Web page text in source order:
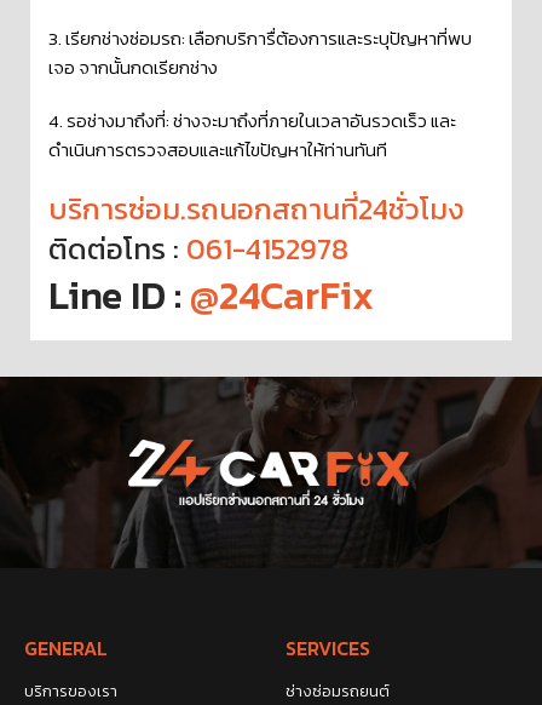
3. เรียกช่างซ่อมรถ: เลือกบริการื่ต้องการและระบุปัญหาที่พบ
เจอ จากนั้นกดเรียกช่าง
4. รอช่างมาถึงที่: ช่างจะมาถึงที่ภายในเวลาอันรวดเร็ว และ
ดำเนินการตรวจสอบและแก้ไขปัญหาให้ท่านทันที
บริการซ่อม.รถนอกสถานที่24ชั่วโมง
ติดต่อโทร : 061-4152978
Line ID :@24CarFix
GENERAL
บริการของเรา
SERVICES
ช่างซ่อมรถยนต์